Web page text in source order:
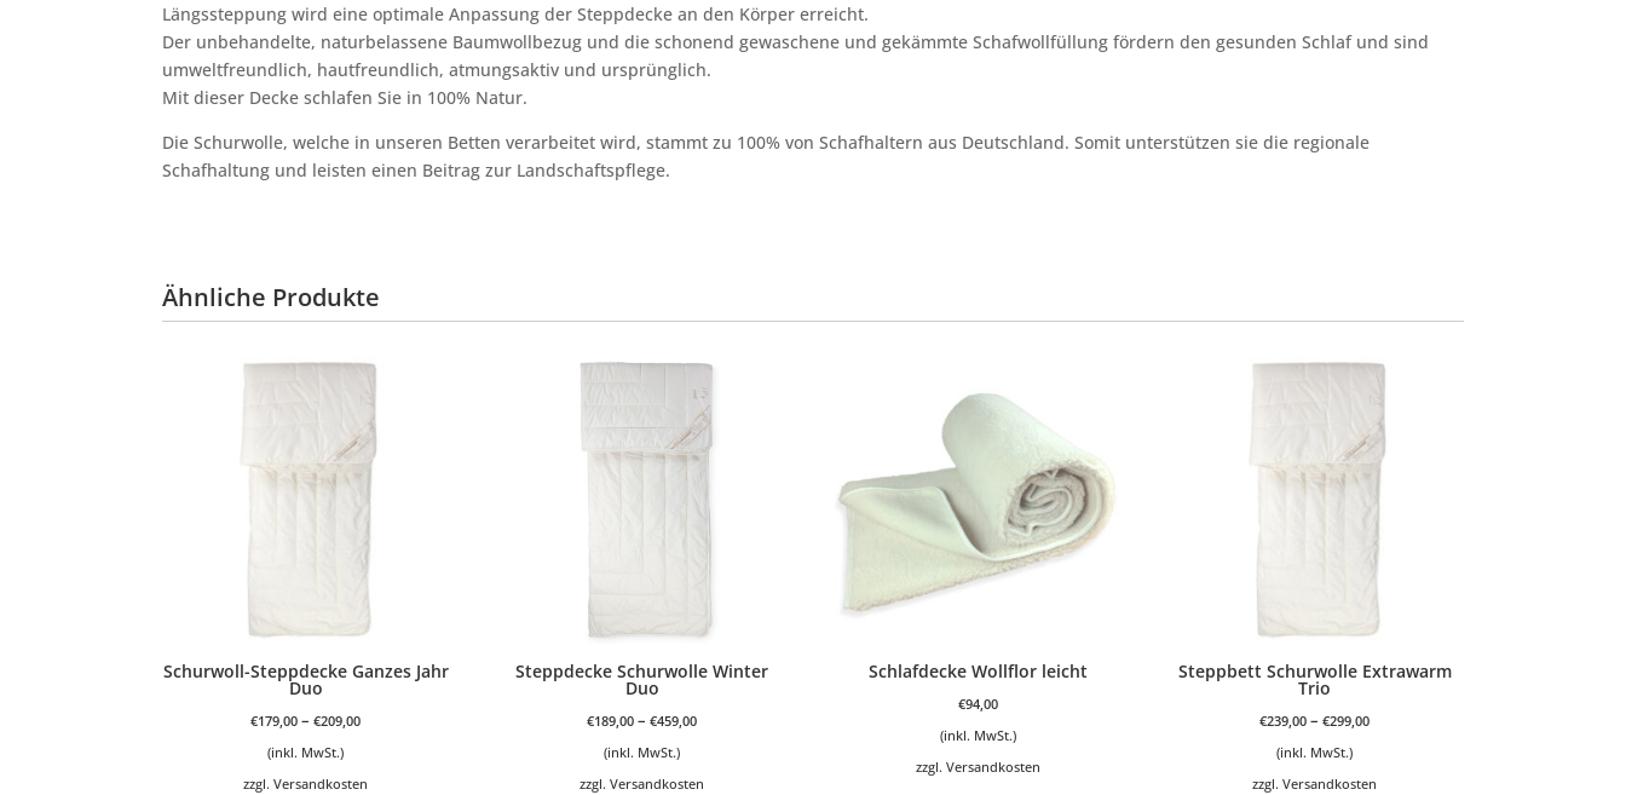
Längssteppung wird eine optimale Anpassung der Steppdecke an den Körper erreicht.
Der unbehandelte, naturbelassene Baumwollbezug und die schonend gewaschene und gekämmte Schafwollfüllung fördern den gesunden Schlaf und sind
umweltfreundlich, hautfreundlich, atmungsaktiv und ursprünglich.
Mit dieser Decke schlafen Sie in 100% Natur.
Die Schurwolle, welche in unseren Betten verarbeitet wird, stammt zu 100% von Schafhaltern aus Deutschland. Somit unterstützen sie die regionale
Schafhaltung und leisten einen Beitrag zur Landschaftspflege.
Ähnliche Produkte
Schurwoll-Steppdecke Ganzes Jahr
Duo
€179,00 –€209,00
(inkl. MwSt.)
zzgl.Versandkosten
Steppdecke Schurwolle Winter
Duo
€189,00 –€459,00
(inkl. MwSt.)
zzgl.Versandkosten
Schlafdecke Wollflor leicht
€94,00
(inkl. MwSt.)
zzgl.Versandkosten
Steppbett Schurwolle Extrawarm
Trio
€239,00 –€299,00
(inkl. MwSt.)
zzgl.Versandkosten